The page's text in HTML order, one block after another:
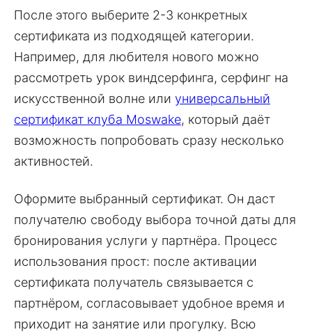
После этого выберите 2-3 конкретных
сертификата из подходящей категории.
Например, для любителя нового можно
рассмотреть урок виндсерфинга, серфинг на
искусственной волне или универсальный
сертификат клуба Moswake, который даёт
возможность попробовать сразу несколько
активностей.
Оформите выбранный сертификат. Он даст
получателю свободу выбора точной даты для
бронирования услуги у партнёра. Процесс
использования прост: после активации
сертификата получатель связывается с
партнёром, согласовывает удобное время и
приходит на занятие или прогулку. Всю